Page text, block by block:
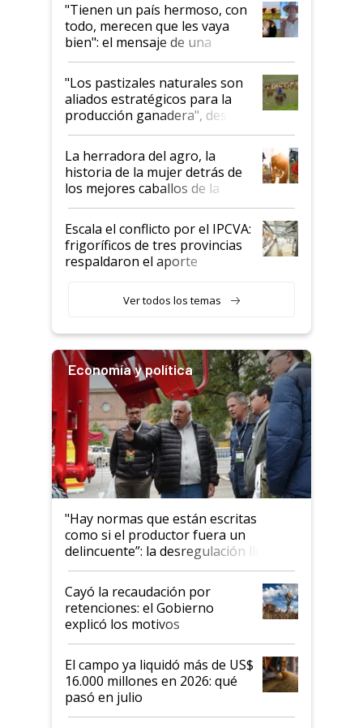
"Tienen un país hermoso, con
todo, merecen que les vaya
bien": el mensaje de una
ganadera uruguaya sobre las
oportunidades que se abren
para el agro en Argentina, con
foco en la carne
"Los pastizales naturales son
aliados estratégicos para la
producción ganadera", destaca
la iniciativa que ya reúne a 46
establecimientos en Argentina
La herradora del agro, la
historia de la mujer detrás de
los mejores caballos de la
Argentina y los mitos que
todavía hacen sufrir a estos
animales: "Mientras me
descalificaban, yo seguí
haciendo currículum"
Escala el conflicto por el IPCVA:
frigoríficos de tres provincias
respaldaron el aporte
Ver todos los temas
Economía y política
"Hay normas que están escritas
como si el productor fuera un
delincuente”: la desregulación llegó
al Congreso Aapresid y hasta se
habló del financiamiento al IPCVA
Cayó la recaudación por
retenciones: el Gobierno
explicó los motivos
El campo ya liquidó más de US$
16.000 millones en 2026: qué
pasó en julio